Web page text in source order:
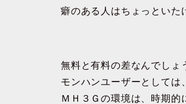
癖のある人はちょっといた
無料と有料の差なんでしょ
モンハンユーザーとしては
ＭＨ３Ｇの環境は、時期的